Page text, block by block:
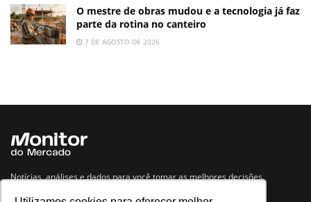
O mestre de obras mudou e a tecnologia já faz
parte da rotina no canteiro
7 DE AGOSTO DE 2026
Notícias, análises e dados para você tomar as melhores decisões.